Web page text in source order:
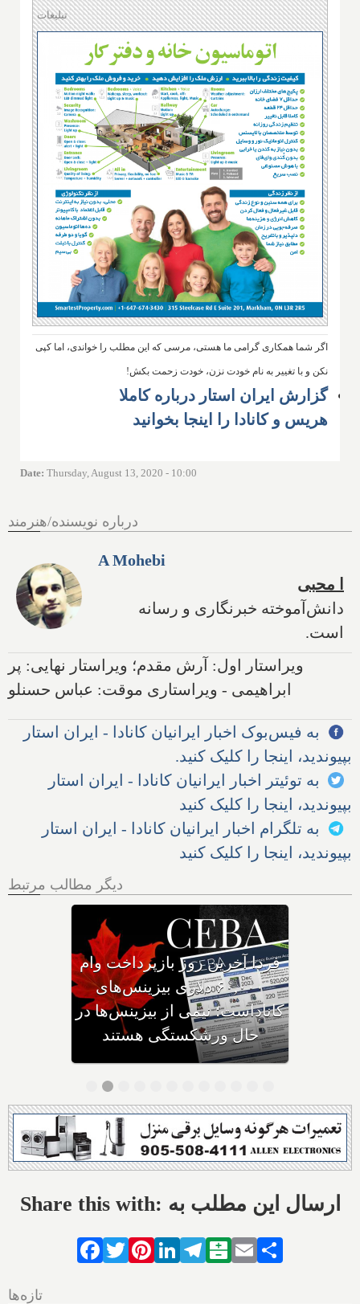
تبلیغات
اگر شما همکاری گرامی ما هستی، مرسی که این مطلب را خواندی، اما کپی
نکن و با تغییر به نام خودت نزن، خودت زحمت بکش!
گزارش ایران استار درباره کاملا
هریس و کانادا را اینجا بخوانید
Date: Thursday, August 13, 2020 - 10:00
درباره نویسنده/هنرمند
A Mohebi
ا محبی
دانش‌آموخته خبرنگاری و رسانه
است.
ویراستار اول: آرش مقدم؛ ویراستار نهایی: پر
ابراهیمی - ویراستاری موقت: عباس حسنلو
به فیس‌بوک اخبار ایرانیان کانادا - ایران استار
بپیوندید، اینجا را کلیک کنید.
به توئیتر اخبار ایرانیان کانادا - ایران استار
بپیوندید، اینجا را کلیک کنید
به تلگرام اخبار ایرانیان کانادا - ایران استار
بپیوندید، اینجا را کلیک کنید
دیگر مطالب مرتبط
وزیر مهاجرت: کانادا ویزاهای
توریستی و دانشجویی کمتری
صادر می‌کند
Share this with: ارسال این مطلب به
Facebook
TwitterPinterestLinkedIn
Telegram
Balatarin
Email
تازه‌ها